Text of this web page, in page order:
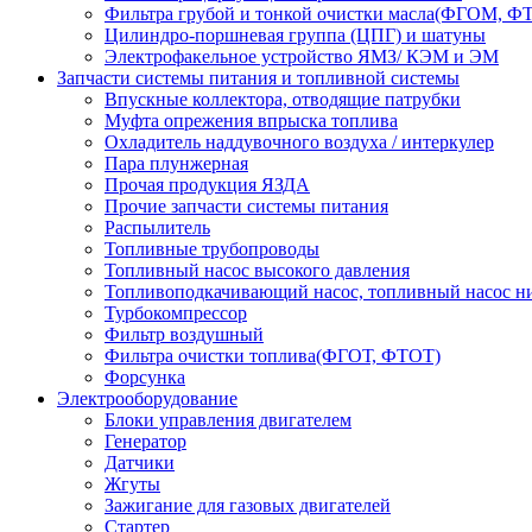
Фильтра грубой и тонкой очистки масла(ФГОМ,
Цилиндро-поршневая группа (ЦПГ) и шатуны
Электрофакельное устройство ЯМЗ/ КЭМ и ЭМ
Запчасти системы питания и топливной системы
Впускные коллектора, отводящие патрубки
Муфта опрежения впрыска топлива
Охладитель наддувочного воздуха / интеркулер
Пара плунжерная
Прочая продукция ЯЗДА
Прочие запчасти системы питания
Распылитель
Топливные трубопроводы
Топливный насос высокого давления
Топливоподкачивающий насос, топливный насос
Турбокомпрессор
Фильтр воздушный
Фильтра очистки топлива(ФГОТ, ФТОТ)
Форсунка
Электрооборудование
Блоки управления двигателем
Генератор
Датчики
Жгуты
Зажигание для газовых двигателей
Стартер